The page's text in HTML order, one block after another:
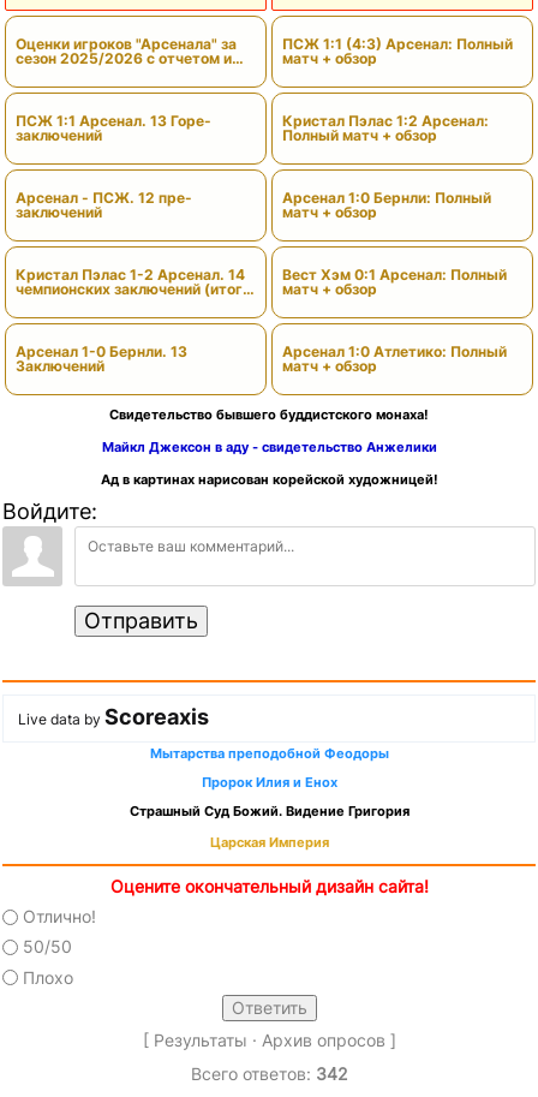
Оценки игроков "Арсенала" за
сезон 2025/2026 с отчетом и
ПСЖ 1:1 Арсенал. 13 Горе-
заключений
Арсенал - ПСЖ. 12 пре-
заключений
Кристал Пэлас 1-2 Арсенал. 14
чемпионских заключений (итоги
Арсенал 1-0 Бернли. 13
Заключений
ПСЖ 1:1 (4:3) Арсенал: Полный
матч + обзор
Кристал Пэлас 1:2 Арсенал:
Полный матч + обзор
Арсенал 1:0 Бернли: Полный
матч + обзор
Вест Хэм 0:1 Арсенал: Полный
матч + обзор
Арсенал 1:0 Атлетико: Полный
матч + обзор
Свидетельство бывшего буддистского монаха!
Майкл Джексон в аду - свидетельство Анжелики
Ад в картинах нарисован корейской художницей!
Войдите:
Отправить
Live data by Scoreaxis
Мытарства преподобной Феодоры
Пророк Илия и Енох
Страшный Суд Божий. Видение Григория
Царская Империя
Оцените окончательный дизайн сайта!
Отлично!
50/50
Плохо
[ Результаты · Архив опросов ]
Всего ответов: 342